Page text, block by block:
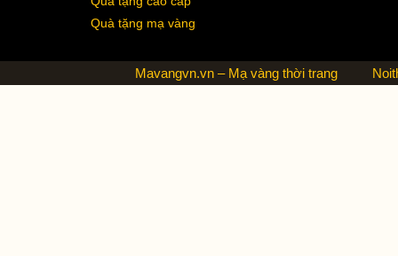
Quà tặng mạ vàng
Mavangvn.vn – Mạ vàng thời trang